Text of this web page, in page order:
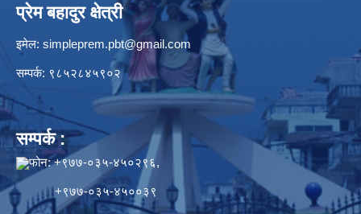
प्रेम बहादुर क्षेत्री
इमेल: simpleprem.pbt@gmail.com
सम्पर्क: ९८५२८४५९०२
सम्पर्क :
फोन: +९७७-०३५-४५०२९६,
+९७७-०३५-४५००३९